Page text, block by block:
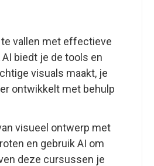
vallen met effectieve
biedt je de tools en
visuals maakt, je
ontwikkelt met behulp
visueel ontwerp met
en gebruik AI om
deze cursussen je